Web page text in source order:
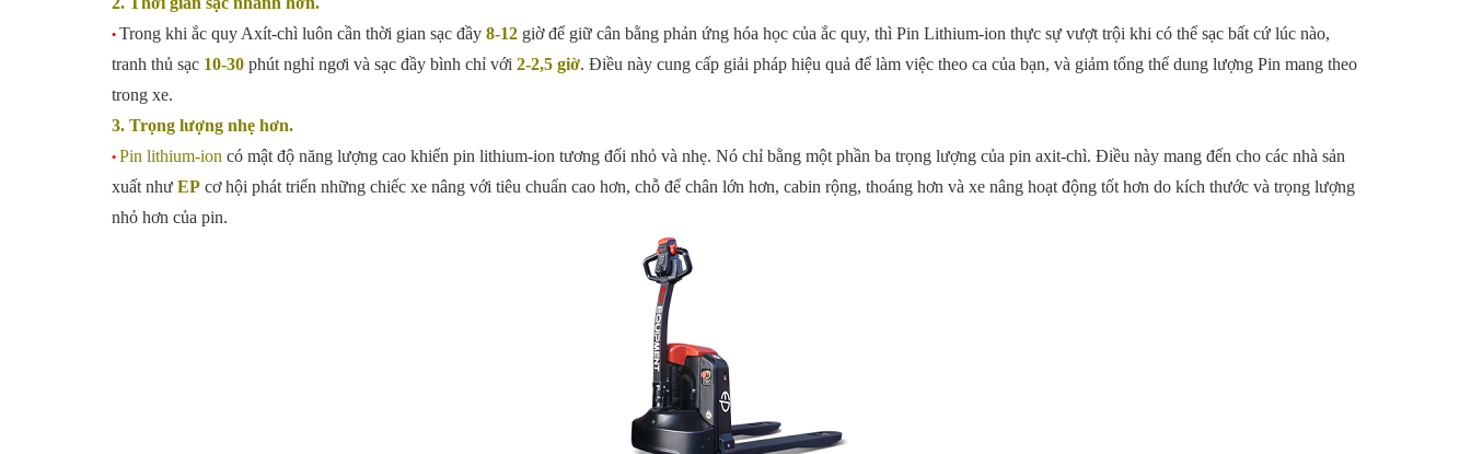
• Trong khi ắc quy Axít-chì luôn cần thời gian sạc đầy 8-12 giờ để giữ cân bằng phản ứng hóa học của ắc quy, thì Pin Lithium-ion thực sự vượt trội khi có thể sạc bất cứ lúc nào,
tranh thủ sạc 10-30 phút nghỉ ngơi và sạc đầy bình chỉ với 2-2,5 giờ. Điều này cung cấp giải pháp hiệu quả để làm việc theo ca của bạn, và giảm tổng thể dung lượng Pin mang theo
trong xe.
3. Trọng lượng nhẹ hơn.
• Pin lithium-ion có mật độ năng lượng cao khiến pin lithium-ion tương đối nhỏ và nhẹ. Nó chỉ bằng một phần ba trọng lượng của pin axit-chì. Điều này mang đến cho các nhà sản
xuất như EP cơ hội phát triển những chiếc xe nâng với tiêu chuẩn cao hơn, chỗ để chân lớn hơn, cabin rộng, thoáng hơn và xe nâng hoạt động tốt hơn do kích thước và trọng lượng
nhỏ hơn của pin.